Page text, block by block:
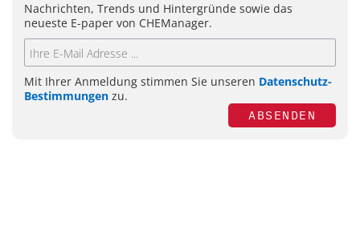
Nachrichten, Trends und Hintergründe sowie das
neueste E-paper von CHEManager.
Mit Ihrer Anmeldung stimmen Sie unseren Datenschutz-
Bestimmungen zu.
ABSENDEN